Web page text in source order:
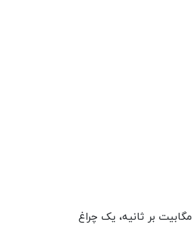
تعداد 3 عدد نشانگر LED در کنار درگاه شبکه وجود دارد که هر کدام از آنها نشان دهنده سرعت اتصال است. یک چراغ 10Mbps Link/Act برای سرعت 10 مگابیت بر ثانیه، یک چراغ